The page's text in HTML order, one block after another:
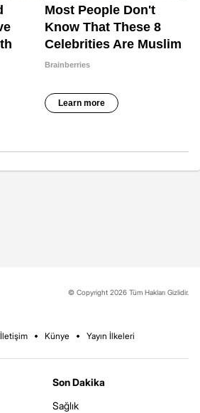
© Copyright 2026 Tüm Hakları Gizlidir.
İletişim Künye Yayın İlkeleri
Son Dakika
Sağlık